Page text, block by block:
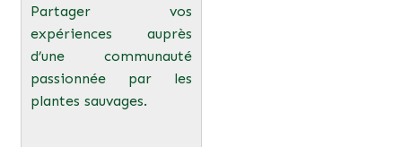
Partager vos
expériences auprès
d’une communauté
passionnée par les
plantes sauvages.